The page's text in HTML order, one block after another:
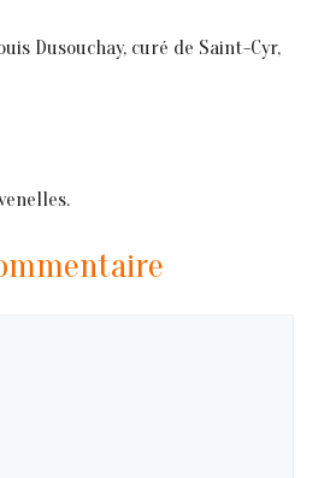
Dusouchay, curé de Saint-Cyr,